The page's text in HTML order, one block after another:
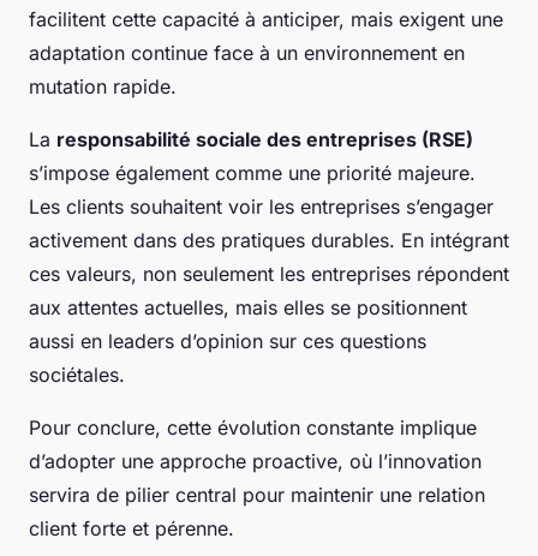
facilitent cette capacité à anticiper, mais exigent une
adaptation continue face à un environnement en
mutation rapide.
La responsabilité sociale des entreprises (RSE)
s’impose également comme une priorité majeure.
Les clients souhaitent voir les entreprises s’engager
activement dans des pratiques durables. En intégrant
ces valeurs, non seulement les entreprises répondent
aux attentes actuelles, mais elles se positionnent
aussi en leaders d’opinion sur ces questions
sociétales.
Pour conclure, cette évolution constante implique
d’adopter une approche proactive, où l’innovation
servira de pilier central pour maintenir une relation
client forte et pérenne.